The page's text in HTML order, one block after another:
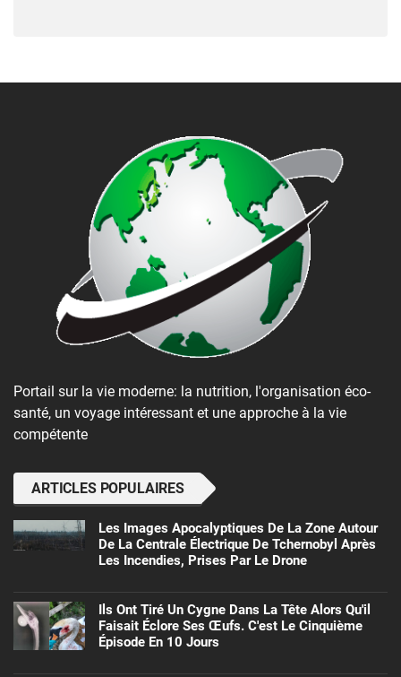
Portail sur la vie moderne: la nutrition, l'organisation éco-
santé, un voyage intéressant et une approche à la vie
compétente
ARTICLES POPULAIRES
Les Images Apocalyptiques De La Zone Autour
De La Centrale Électrique De Tchernobyl Après
Les Incendies, Prises Par Le Drone
Ils Ont Tiré Un Cygne Dans La Tête Alors Qu'il
Faisait Éclore Ses Œufs. C'est Le Cinquième
Épisode En 10 Jours